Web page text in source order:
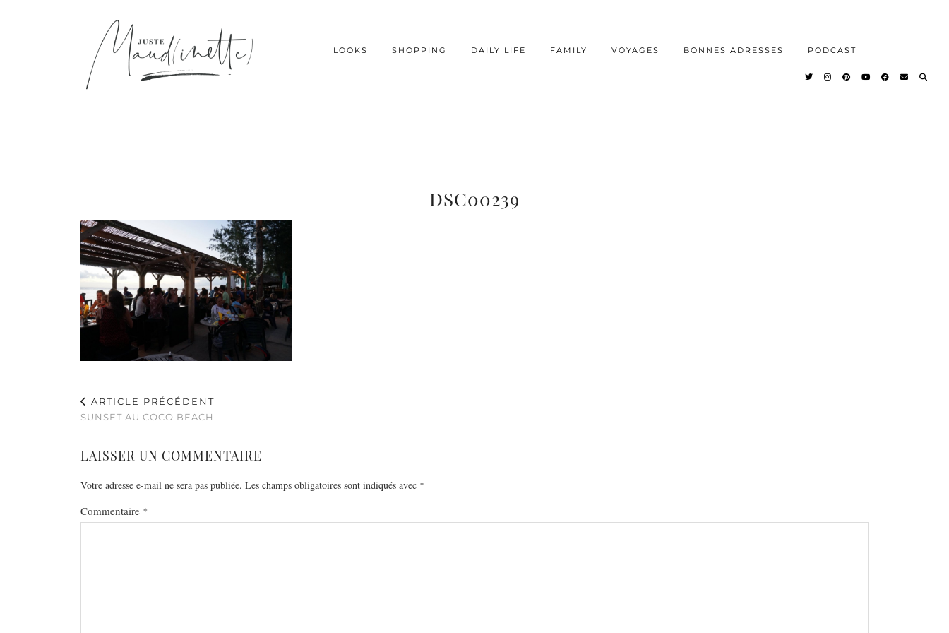
LOOKS SHOPPING DAILY LIFE FAMILY VOYAGES BONNES ADRESSES PODCAST
DSC00239
ARTICLE PRÉCÉDENT
SUNSET AU COCO BEACH
LAISSER UN COMMENTAIRE
Votre adresse e-mail ne sera pas publiée. Les champs obligatoires sont indiqués avec *
Commentaire *